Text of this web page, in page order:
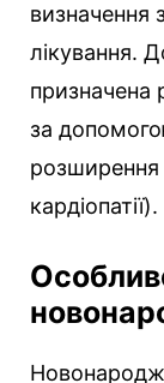
визначення
лікування.
призначена
за
розширення
кардіопатії).